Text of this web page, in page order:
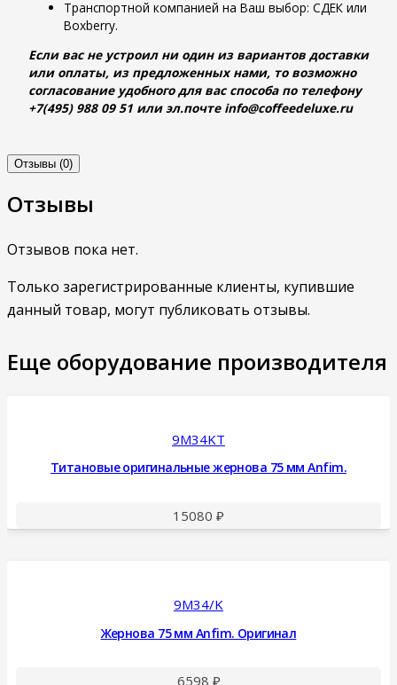
Транспортной компанией на Ваш выбор: СДЕК или
Boxberry.
Если вас не устроил ни один из вариантов доставки
или оплаты, из предложенных нами, то возможно
согласование удобного для вас способа по телефону
+7(495) 988 09 51 или эл.почте info@coffeedeluxe.ru
Отзывы (0)
Отзывы
Отзывов пока нет.
Только зарегистрированные клиенты, купившие
данный товар, могут публиковать отзывы.
Еще оборудование производителя
9M34KT
Титановые оригинальные жернова 75 мм Anfim.
15080 ₽
9M34/K
Жернова 75 мм Anfim. Оригинал
6598 ₽